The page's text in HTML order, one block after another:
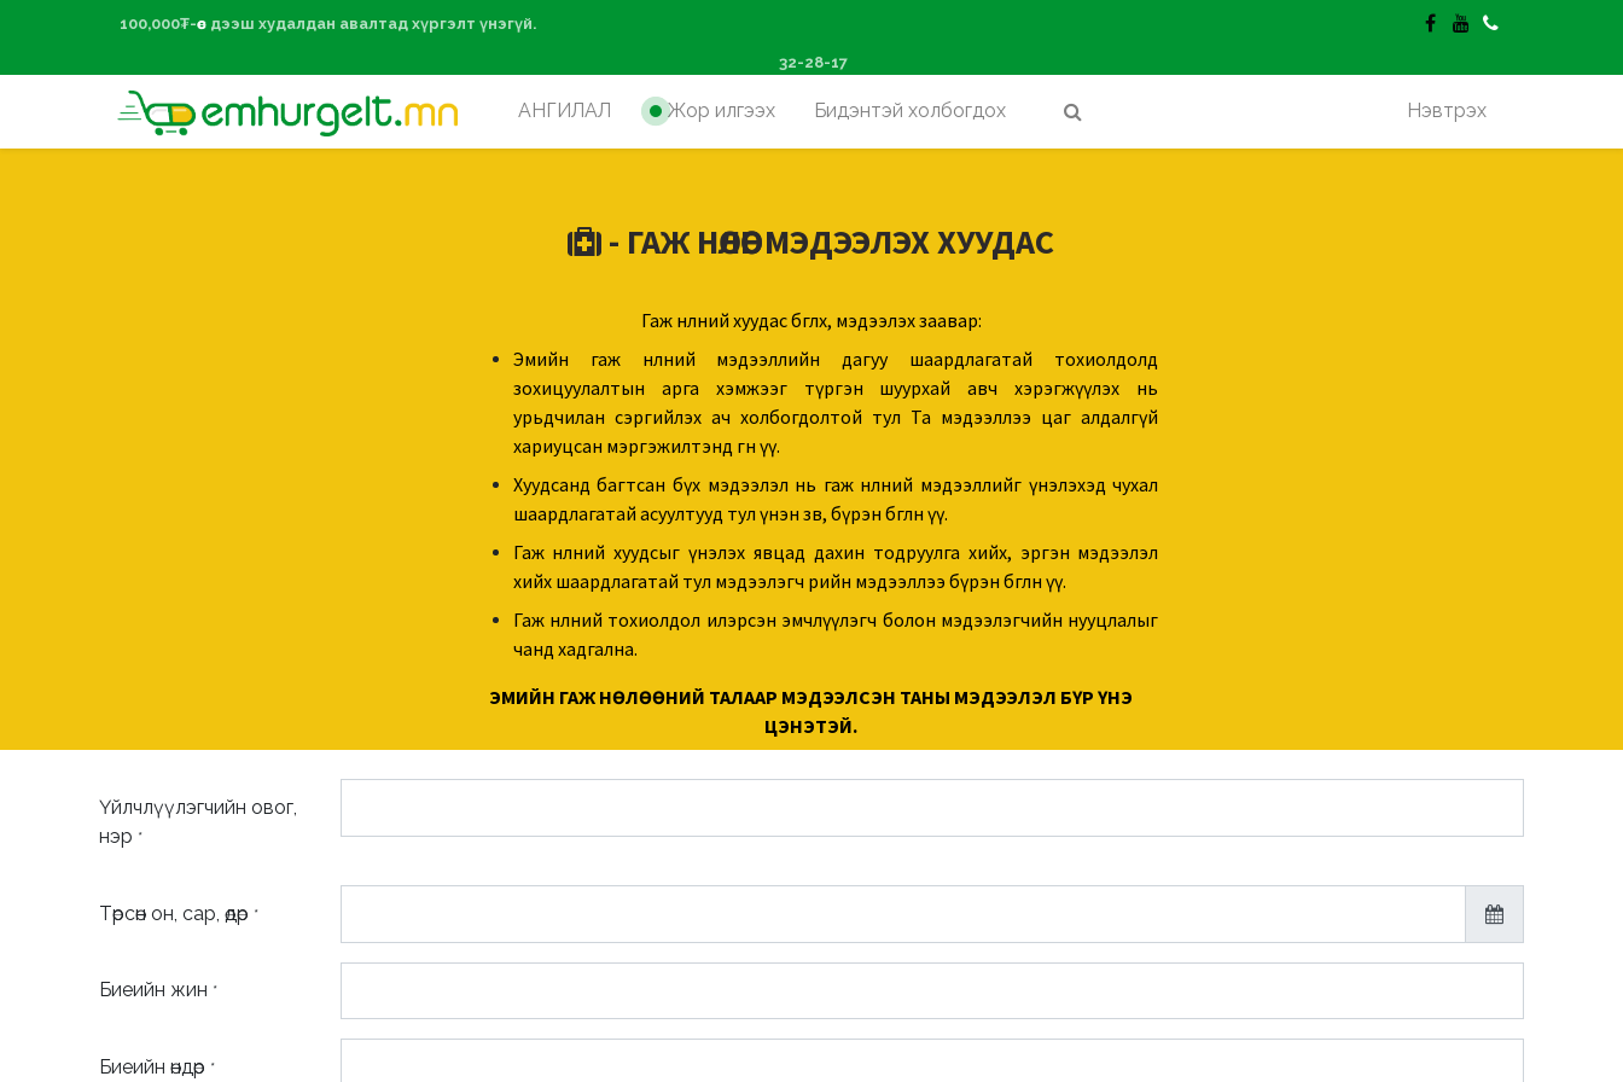
100,000₮-өөс дээш худалдан авалтад хүргэлт үнэгүй.
32-28-17
АНГИЛАЛ Жор илгээх Бидэнтэй холбогдох Нэвтрэх
- ГАЖ НӨЛӨӨГ МЭДЭЭЛЭХ ХУУДАС
Гаж нөлөөний хуудас бөглөх, мэдээлэх заавар:
Эмийн гаж нөлөөний мэдээллийн дагуу шаардлагатай тохиолдолд
зохицуулалтын арга хэмжээг түргэн шуурхай авч хэрэгжүүлэх нь
урьдчилан сэргийлэх ач холбогдолтой тул Та мэдээллээ цаг алдалгүй
хариуцсан мэргэжилтэнд өгнө үү.
Хуудсанд багтсан бүх мэдээлэл нь гаж нөлөөний мэдээллийг үнэлэхэд чухал
шаардлагатай асуултууд тул үнэн зөв, бүрэн бөглөнө үү.
Гаж нөлөөний хуудсыг үнэлэх явцад дахин тодруулга хийх, эргэн мэдээлэл
хийх шаардлагатай тул мэдээлэгч өөрийн мэдээллээ бүрэн бөглөнө үү.
Гаж нөлөөний тохиолдол илэрсэн эмчлүүлэгч болон мэдээлэгчийн нууцлалыг
чанд хадгална.
ЭМИЙН ГАЖ НӨЛӨӨНИЙ ТАЛААР МЭДЭЭЛСЭН ТАНЫ МЭДЭЭЛЭЛ БҮР ҮНЭ
ЦЭНЭТЭЙ.
Үйлчлүүлэгчийн овог,
нэр *
Төрсөн он, сар, өдөр *
Биеийн жин *
Биеийн өндөр *